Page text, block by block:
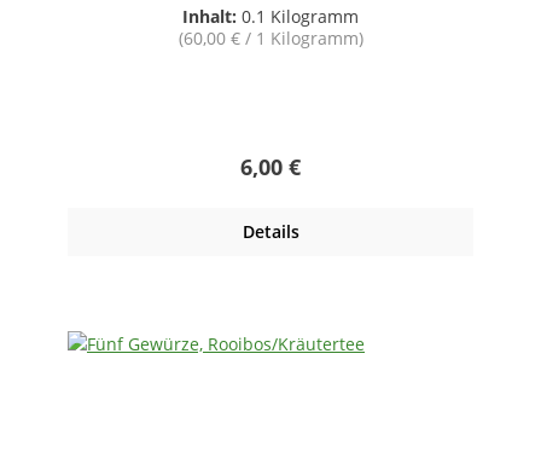
Inhalt: 0.1 Kilogramm
(60,00 € / 1 Kilogramm)
Regulärer Preis:
6,00 €
Details